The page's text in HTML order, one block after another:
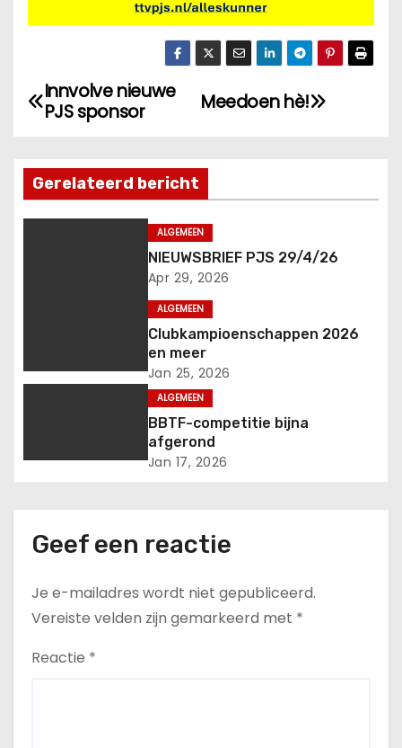
B
r
i
n
a
t
i
e
Meedoen hè!
Innvolve nieuwe
PJS sponsor
Gerelateerd bericht
ALGEMEEN
NIEUWSBRIEF PJS 29/4/26
Apr 29, 2026
ALGEMEEN
Clubkampioenschappen 2026
en meer
Jan 25, 2026
ALGEMEEN
BBTF-competitie bijna
afgerond
Jan 17, 2026
Geef een reactie
Je e-mailadres wordt niet gepubliceerd.
Vereiste velden zijn gemarkeerd met *
Reactie *